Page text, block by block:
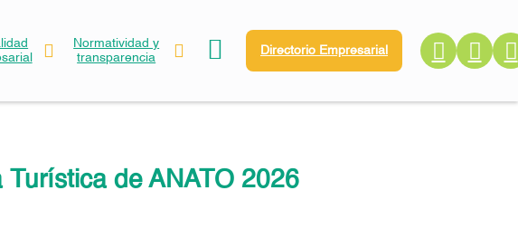
Normatividad y
transparencia
Directorio Empresarial
de ANATO 2026